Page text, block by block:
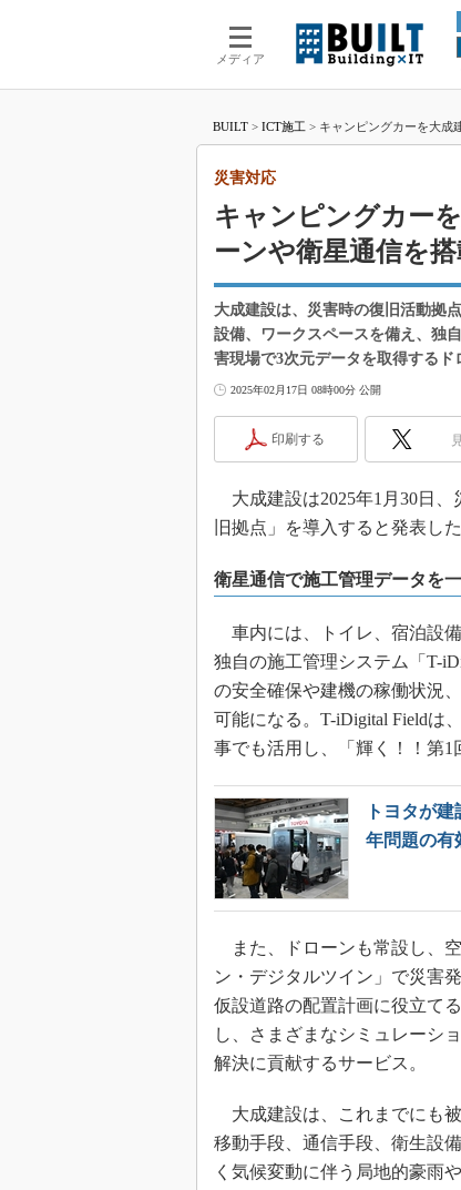
メディア
BUILT > ICT施工 > キャンピングカーを大
キャンピングカー
ーンや衛星通信を
災害対応
大成建設は、災害時の復旧活動拠
設備、ワークスペースを備え、独
害現場で3次元データを取得するド
2025年02月17日 08時00分 公開
印刷する
大成建設は2025年1月30日、
旧拠点」を導入すると発表した
衛星通信で施工管理データを
車内には、トイレ、宿泊設
独自の施工管理システム「T-
の安全確保や建機の稼働状況
可能になる。T-iDigital Fieldは
事でも活用し、「輝く！！第1
トヨタが
年問題の有
また、ドローンも常設し、
ン・デジタルツイン」で災害
仮設道路の配置計画に役立て
し、さまざまなシミュレーシ
解決に貢献するサービス。
大成建設は、これまでにも
移動手段、通信手段、衛生設
く気候変動に伴う局地的豪雨